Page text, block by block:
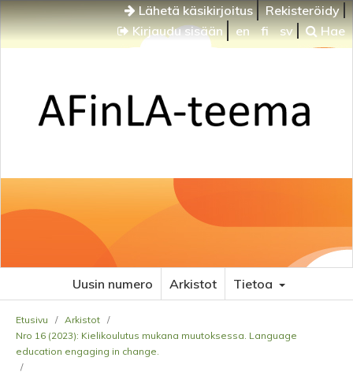
Lähetä käsikirjoitus
Rekisteröidy
Kirjaudu sisään
en fi sv Hae
Uusin numero Arkistot Tietoa
Etusivu / Arkistot /
Nro 16 (2023): Kielikoulutus mukana muutoksessa. Language
education engaging in change.
/